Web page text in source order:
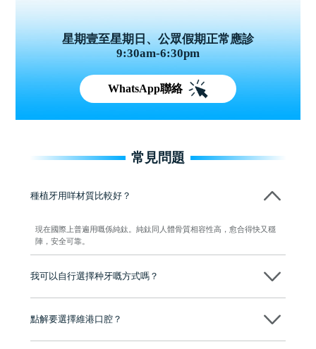
星期壹至星期日、公眾假期正常應診
9:30am-6:30pm
WhatsApp聯絡
常見問題
種植牙用咩材質比較好？
現在國際上普遍用嘅係純鈦。純鈦同人體骨質相容性高，愈合得快又穩
陣，安全可靠。
我可以自行選擇种牙嘅方式嗎？
程及費用，未開始實際治療服務前，不會收取任何費用
點解要選擇維港口腔？